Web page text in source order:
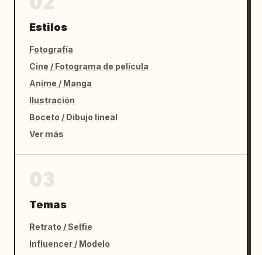
Estilos
Fotografía
Cine / Fotograma de película
Anime / Manga
Ilustración
Boceto / Dibujo lineal
Ver más
Temas
Retrato / Selfie
Influencer / Modelo